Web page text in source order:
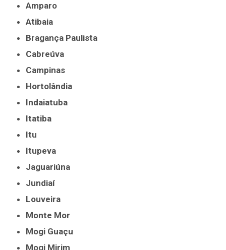
Amparo
Atibaia
Bragança Paulista
Cabreúva
Campinas
Hortolândia
Indaiatuba
Itatiba
Itu
Itupeva
Jaguariúna
Jundiaí
Louveira
Monte Mor
Mogi Guaçu
Mogi Mirim